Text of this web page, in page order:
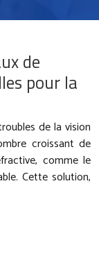
de
pour la
de la vision
croissant de
comme le
Cette solution,